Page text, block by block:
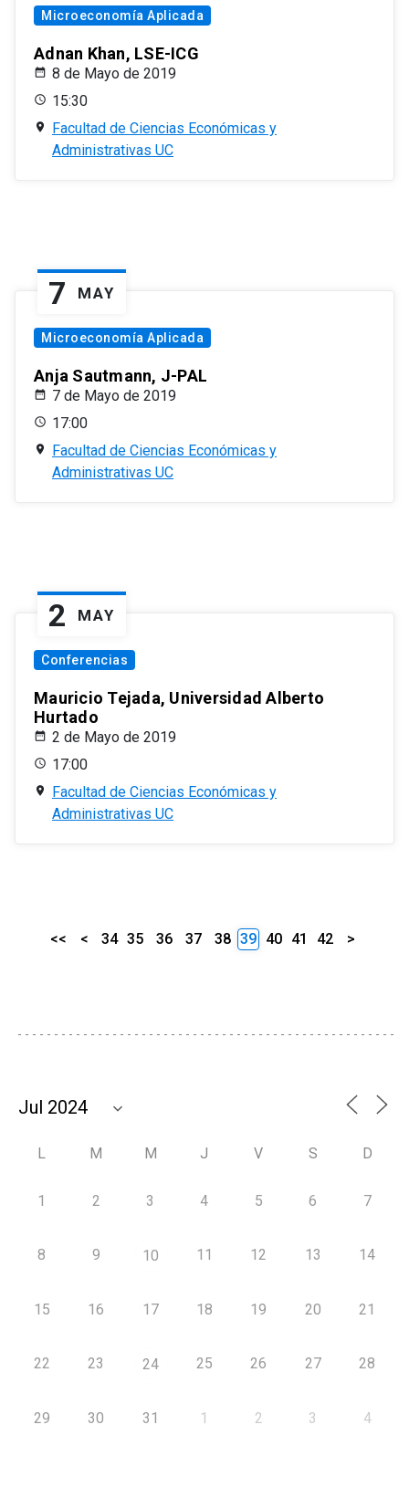
Microeconomía Aplicada
Adnan Khan, LSE-ICG
8 de Mayo de 2019
15:30
Facultad de Ciencias Económicas y
Administrativas UC
7 MAY
Microeconomía Aplicada
Anja Sautmann, J-PAL
7 de Mayo de 2019
17:00
Facultad de Ciencias Económicas y
Administrativas UC
2 MAY
Conferencias
Mauricio Tejada, Universidad Alberto
Hurtado
2 de Mayo de 2019
17:00
Facultad de Ciencias Económicas y
Administrativas UC
<< < 34 35 36 37 38 39 40 41 42 >
L M M J V S D
1 2 3 4 5 6 7
8 9 10 11 12 13 14
15 16 17 18 19 20 21
22 23 24 25 26 27 28
29 30 31 1 2 3 4